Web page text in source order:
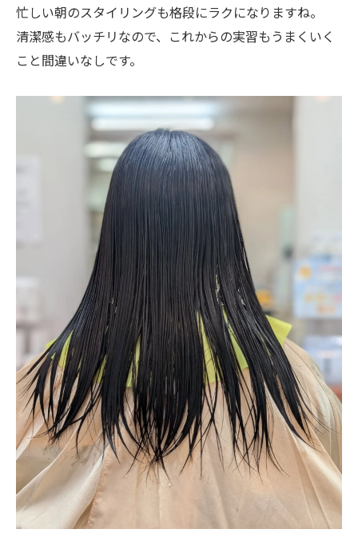
忙しい朝のスタイリングも格段にラクになりますね。
清潔感もバッチリなので、これからの実習もうまくいく
こと間違いなしです。